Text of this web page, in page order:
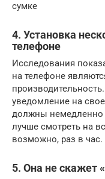
сумке
4. Установка
телефоне
Исследования
на телефоне
уведомление на
должны немедленно
лучше смотреть на
возможно, раз в час.
5. Она не скажет